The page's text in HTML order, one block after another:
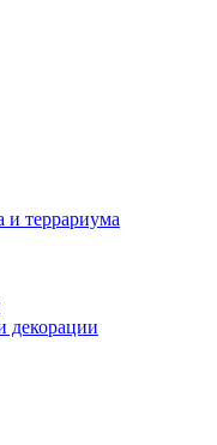
и террариума
декорации